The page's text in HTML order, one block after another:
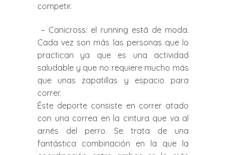
competir.
– Canicross: el running está de moda.
Cada vez son más las personas que lo
practican ya que es una actividad
saludable y que no requiere mucho más
que unas zapatillas y espacio para
correr.
Éste deporte consiste en correr atado
con una correa en la cintura que va al
arnés del perro. Se trata de una
fantástica combinación en la que la